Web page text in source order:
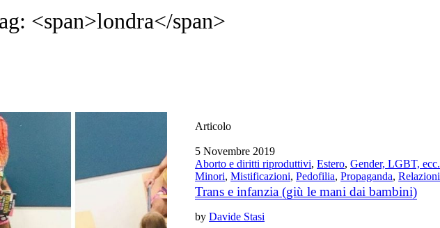
<span>londra</span>
Articolo
5 Novembre 2019
Aborto e diritti riproduttivi,Estero,Gender, LGBT, ecc.
Minori,Mistificazioni,Pedofilia,Propaganda,Relazioni
Trans e infanzia (giù le mani dai bambini)
byDavide Stasi